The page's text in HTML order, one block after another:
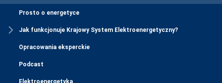
Prosto o energetyce
Jak funkcjonuje Krajowy System Elektroenergetyczny?
Opracowania eksperckie
Podcast
Elektroenergetyka